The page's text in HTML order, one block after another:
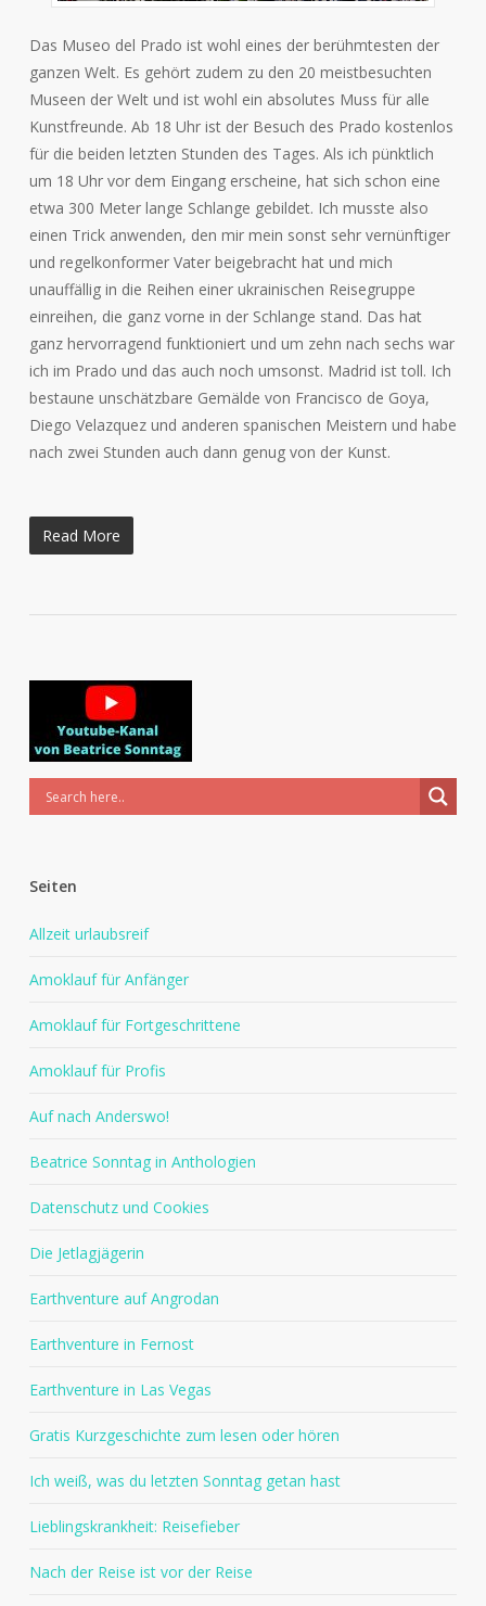
Das Museo del Prado ist wohl eines der berühmtesten der
ganzen Welt. Es gehört zudem zu den 20 meistbesuchten
Museen der Welt und ist wohl ein absolutes Muss für alle
Kunstfreunde. Ab 18 Uhr ist der Besuch des Prado kostenlos
für die beiden letzten Stunden des Tages. Als ich pünktlich
um 18 Uhr vor dem Eingang erscheine, hat sich schon eine
etwa 300 Meter lange Schlange gebildet. Ich musste also
einen Trick anwenden, den mir mein sonst sehr vernünftiger
und regelkonformer Vater beigebracht hat und mich
unauffällig in die Reihen einer ukrainischen Reisegruppe
einreihen, die ganz vorne in der Schlange stand. Das hat
ganz hervorragend funktioniert und um zehn nach sechs war
ich im Prado und das auch noch umsonst. Madrid ist toll. Ich
bestaune unschätzbare Gemälde von Francisco de Goya,
Diego Velazquez und anderen spanischen Meistern und habe
nach zwei Stunden auch dann genug von der Kunst.
Read More
Seiten
Allzeit urlaubsreif
Amoklauf für Anfänger
Amoklauf für Fortgeschrittene
Amoklauf für Profis
Auf nach Anderswo!
Beatrice Sonntag in Anthologien
Datenschutz und Cookies
Die Jetlagjägerin
Earthventure auf Angrodan
Earthventure in Fernost
Earthventure in Las Vegas
Gratis Kurzgeschichte zum lesen oder hören
Ich weiß, was du letzten Sonntag getan hast
Lieblingskrankheit: Reisefieber
Nach der Reise ist vor der Reise